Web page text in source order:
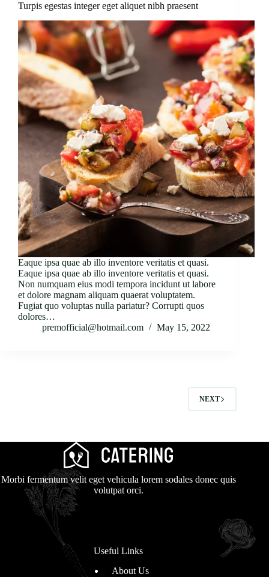
Turpis egestas integer eget aliquet nibh praesent
Eaque ipsa quae ab illo inventore veritatis et quasi.
Eaque ipsa quae ab illo inventore veritatis et quasi.
Non numquam eius modi tempora incidunt ut labore
et dolore magnam aliquam quaerat voluptatem.
Fugiat quo voluptas nulla pariatur? Corrupti quos
dolores…
premofficial@hotmail.com
May 15, 2022
NEXT
Morbi fermentum velit eget vehicula lorem sodales donec quis
volutpat orci.
Useful Links
About Us